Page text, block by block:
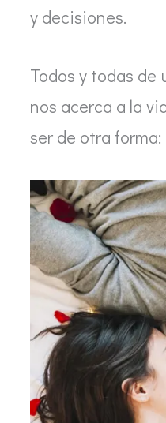
y decisiones.
Todos y todas de
nos acerca a la
ser de otra forma: